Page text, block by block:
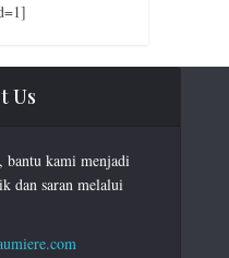
Us
bantu kami menjadi
dan saran melalui